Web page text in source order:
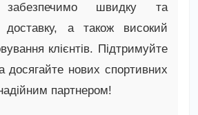
швидку та
доставку, а також високий
клієнтів. Підтримуйте
нових спортивних
партнером!